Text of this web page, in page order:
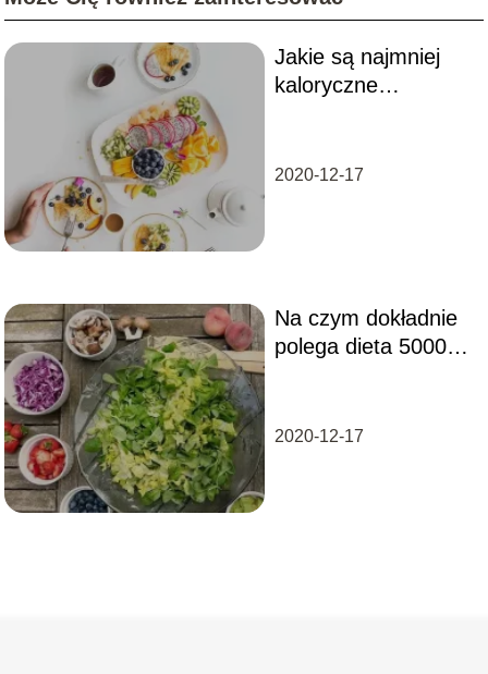
Jakie są najmniej
kaloryczne
2020-12-17
Na czym dokładnie
polega dieta 5000
2020-12-17